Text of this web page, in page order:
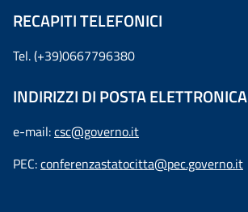
RECAPITI TELEFONICI
Tel. (+39)0667796380
INDIRIZZI DI POSTA ELETTRONICA
e-mail:csc@governo.it
PEC:conferenzastatocitta@pec.governo.it